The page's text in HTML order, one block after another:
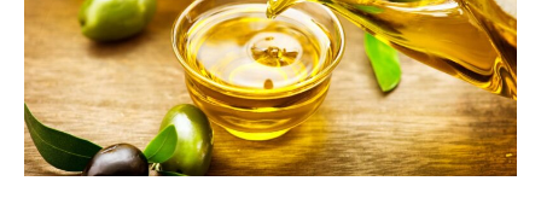
GIÁO DỤC
KỲ NGHỈ & ĐIỂM ĐẾN
QUÀ TẶNG & SỰ KIỆN